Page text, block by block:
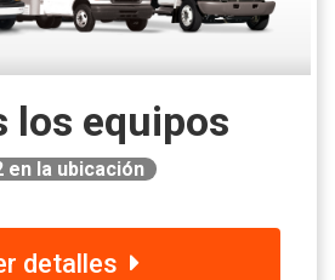
los equipos
en la ubicación
detalles